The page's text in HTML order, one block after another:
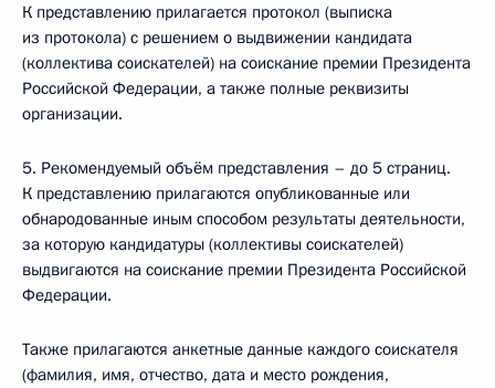
К представлению прилагается протокол (выписка
из протокола) с решением о выдвижении кандидата
(коллектива соискателей) на соискание премии Президента
Российской Федерации, а также полные реквизиты
организации.
5. Рекомендуемый объём представления – до 5 страниц.
К представлению прилагаются опубликованные или
обнародованные иным способом результаты деятельности,
за которую кандидатуры (коллективы соискателей)
выдвигаются на соискание премии Президента Российской
Федерации.
Также прилагаются анкетные данные каждого соискателя
(фамилия, имя, отчество, дата и место рождения,